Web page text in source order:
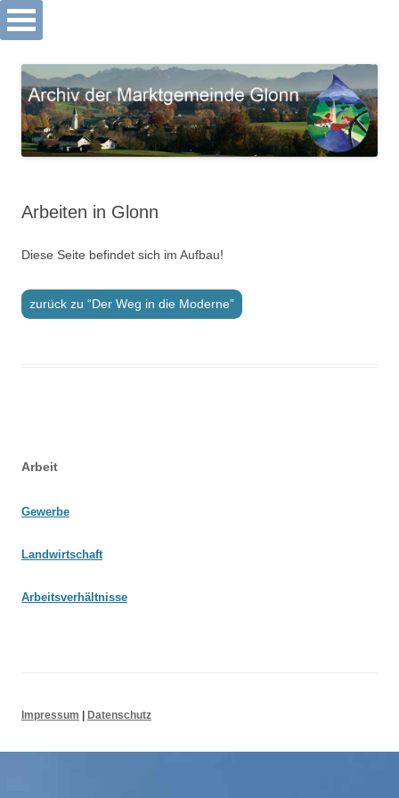
Archiv Markt Glonn
zum
Inhalt
Arbeiten in Glonn
Diese Seite befindet sich im Aufbau!
zurück zu “Der Weg in die Moderne”
Navigation
Arbeit
Gewerbe
Landwirtschaft
Arbeitsverhältnisse
Impressum Datenschutz